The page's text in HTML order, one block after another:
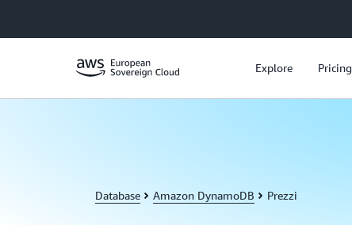
Explore Pricing
Database Amazon DynamoDB Prezzi